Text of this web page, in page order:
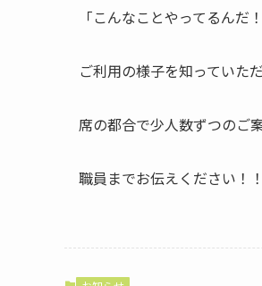
「こんなことやってるんだ
ご利用の様子を知っていた
席の都合で少人数ずつのご
職員までお伝えください！！